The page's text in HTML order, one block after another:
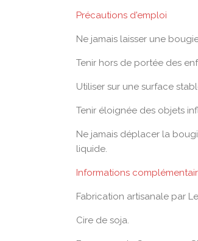
Précautions d'emploi
Ne jamais laisser une
Tenir hors de portée des
Utiliser sur une surface
Tenir éloignée des objets
Ne jamais déplacer la
liquide.
Informations
Fabrication artisanale par
Cire de soja.